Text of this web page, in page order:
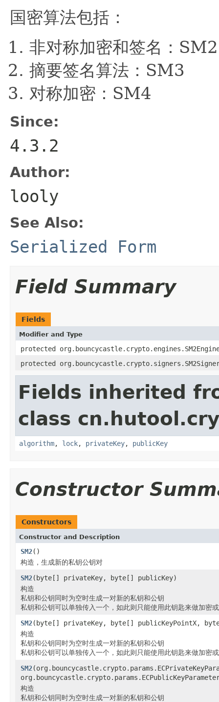
国密算法包括：
非对称加密和签名：SM2
摘要签名算法：SM3
对称加密：SM4
Since:
4.3.2
Author:
looly
See Also:
Serialized Form
Field Summary
Fields
Modifier and Type
protected
protected
Fields inherited
class
algorithm, lock, privateKey, publicKey
Constructor
Constructors
Constructor and Description
SM2()
构造，生成新的私钥公钥对
SM2(byte[] privateKey, byte[] publicKey)
构造
私钥和公钥同时为空时生成一对新的私钥和公钥
私钥和公钥可以单独传入一个，如此则只能使用此钥匙来做加密
SM2(byte[] privateKey, byte[] publicKeyPointX,
构造
私钥和公钥同时为空时生成一对新的私钥和公钥
私钥和公钥可以单独传入一个，如此则只能使用此钥匙来做加密
SM2
构造
私钥和公钥同时为空时生成一对新的私钥和公钥